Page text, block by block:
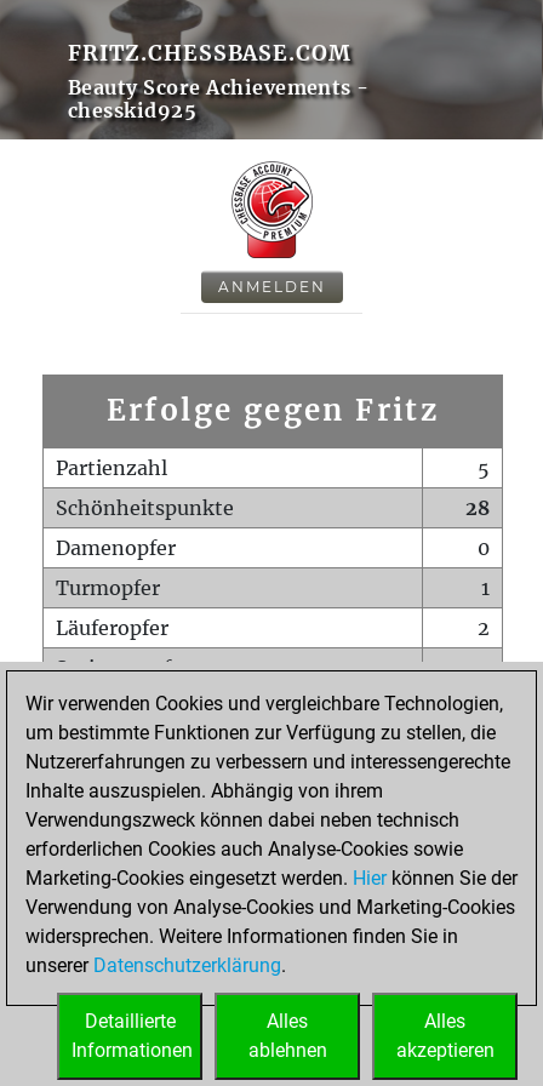
FRITZ.CHESSBASE.COM
Beauty Score Achievements -
chesskid925
ANMELDEN
Erfolge gegen Fritz
Partienzahl
5
Schönheitspunkte
28
Damenopfer
0
Turmopfer
1
Läuferopfer
2
Springeropfer
0
Bauernopfer
3
Matt auf vollem Brett
0
Bauer setzt Matt
Erstickte Matts
Unterverwandlungen
0
Türme auf der siebten
1
STARTSEITE
Wir verwenden Cookies und vergleichbare Technologien,
um bestimmte Funktionen zur Verfügung zu stellen, die
Nutzererfahrungen zu verbessern und interessengerechte
Inhalte auszuspielen. Abhängig von ihrem
Verwendungszweck können dabei neben technisch
erforderlichen Cookies auch Analyse-Cookies sowie
Marketing-Cookies eingesetzt werden. Hierkönnen Sie der
Verwendung von Analyse-Cookies und Marketing-Cookies
widersprechen. Weitere Informationen finden Sie in
unserer Datenschutzerklärung.
Alles
akzeptieren
Alles
ablehnen
Detaillierte
Informationen